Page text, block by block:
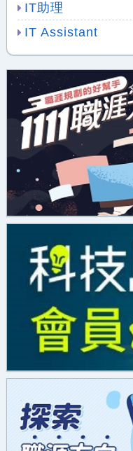
IT助理
IT Assistant